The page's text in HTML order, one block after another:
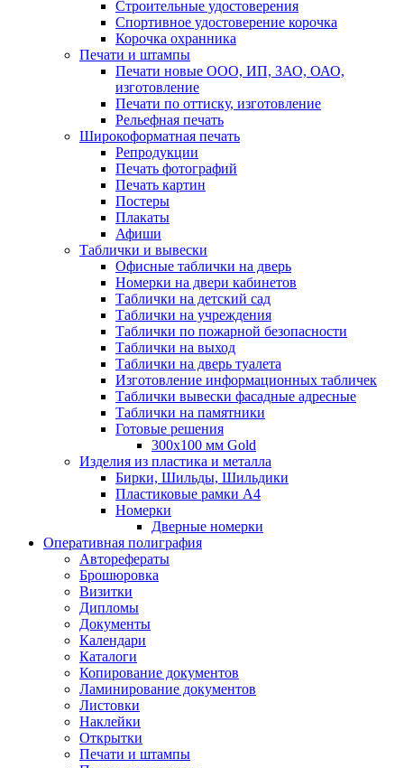
Строительные удостоверения
Спортивное удостоверение корочка
Корочка охранника
Печати и штампы
Печати новые ООО, ИП, ЗАО, ОАО,
изготовление
Печати по оттиску, изготовление
Рельефная печать
Широкоформатная печать
Репродукции
Печать фотографий
Печать картин
Постеры
Плакаты
Афиши
Таблички и вывески
Офисные таблички на дверь
Номерки на двери кабинетов
Таблички на детский сад
Таблички на учреждения
Таблички по пожарной безопасности
Таблички на выход
Таблички на дверь туалета
Изготовление информационных табличек
Таблички вывески фасадные адресные
Таблички на памятники
Готовые решения
300x100 мм Gold
Изделия из пластика и металла
Бирки, Шильды, Шильдики
Пластиковые рамки А4
Номерки
Дверные номерки
Оперативная полиграфия
Авторефераты
Брошюровка
Визитки
Дипломы
Документы
Календари
Каталоги
Копирование документов
Ламинирование документов
Листовки
Наклейки
Открытки
Печати и штампы